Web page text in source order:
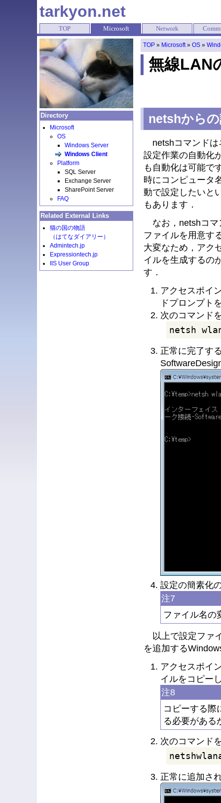
tarkyon.net
TOP Microsoft Network
TOP » Microsoft» OS »
無線LAN
netshから
netshコマンドは
設定作業の自動化
も自動化は可能で
時にコンピュータ
動で設定したいと
もあります．
なお，netshコマ
ファイルを用意す
大変なため，アク
イルを生成するの
す．
アクセスポイ
ドプロンプト
次のコマンド
netsh
正常に完了す
設定の簡素化
注7
ファイル名の
以上で設定ファ
を追加する
アクセスポイ
イルをコピー
注8
コピーする際
る必要がある
次のコマンド
正常に追加さ
Directory
Microsoft
OS
Windows Server
Windows Client
Platform
SQL Server
Exchange Server
SharePoint Server
FAQ
Related External Links
猫の国の物語
（はてなダイアリー）
Admintech.jp
Expressiontech.jp
IIS User Group